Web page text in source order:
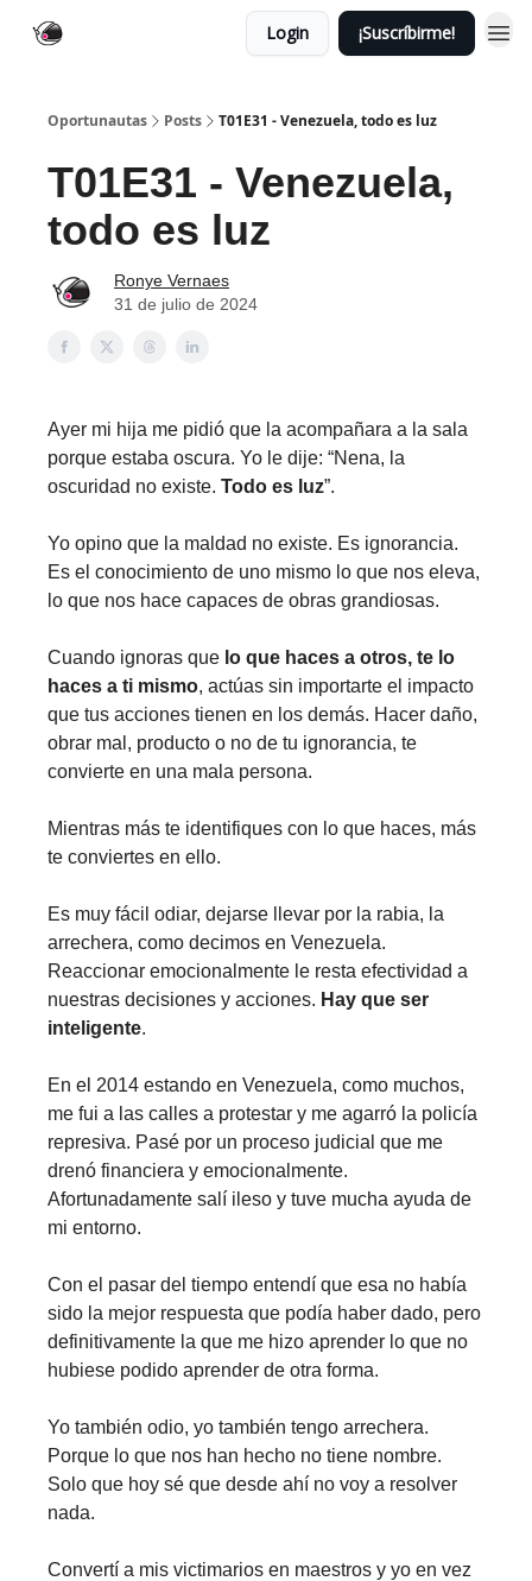
Login ¡Suscríbirme!
Oportunautas Posts T01E31 - Venezuela, todo es luz
T01E31 - Venezuela,
todo es luz
Ronye Vernaes
31 de julio de 2024
Ayer mi hija me pidió que la acompañara a la sala
porque estaba oscura. Yo le dije: “Nena, la
oscuridad no existe. Todo es luz”.
Yo opino que la maldad no existe. Es ignorancia.
Es el conocimiento de uno mismo lo que nos eleva,
lo que nos hace capaces de obras grandiosas.
Cuando ignoras que lo que haces a otros, te lo
haces a ti mismo, actúas sin importarte el impacto
que tus acciones tienen en los demás. Hacer daño,
obrar mal, producto o no de tu ignorancia, te
convierte en una mala persona.
Mientras más te identifiques con lo que haces, más
te conviertes en ello.
Es muy fácil odiar, dejarse llevar por la rabia, la
arrechera, como decimos en Venezuela.
Reaccionar emocionalmente le resta efectividad a
nuestras decisiones y acciones. Hay que ser
inteligente.
En el 2014 estando en Venezuela, como muchos,
me fui a las calles a protestar y me agarró la policía
represiva. Pasé por un proceso judicial que me
drenó financiera y emocionalmente.
Afortunadamente salí ileso y tuve mucha ayuda de
mi entorno.
Con el pasar del tiempo entendí que esa no había
sido la mejor respuesta que podía haber dado, pero
definitivamente la que me hizo aprender lo que no
hubiese podido aprender de otra forma.
Yo también odio, yo también tengo arrechera.
Porque lo que nos han hecho no tiene nombre.
Solo que hoy sé que desde ahí no voy a resolver
nada.
Convertí a mis victimarios en maestros y yo en vez